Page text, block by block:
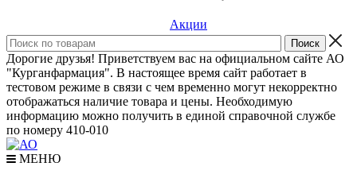
Акции
Дорогие друзья! Приветствуем вас на официальном сайте АО
"Курганфармация". В настоящее время сайт работает в
тестовом режиме в связи с чем временно могут некорректно
отображаться наличие товара и цены. Необходимую
информацию можно получить в единой справочной службе
по номеру 410-010
МЕНЮ